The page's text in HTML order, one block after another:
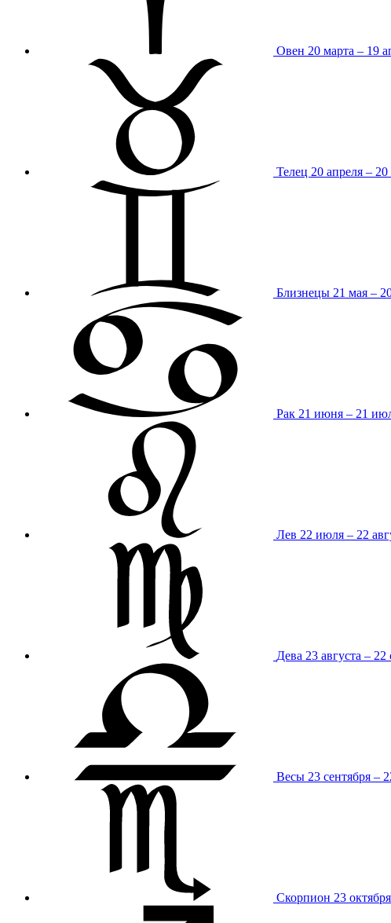
Овен 20 марта – 19
Телец 20 апреля – 20
Близнецы 21 мая –
Рак 21 июня – 21
Лев 22 июля – 22
Дева 23 августа – 22
Весы 23 сентября –
Скорпион 23